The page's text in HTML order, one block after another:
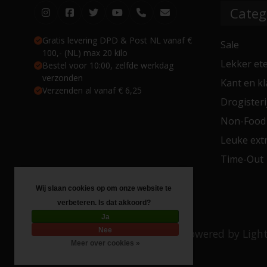
Gratis levering DPD & Post NL vanaf €
100,- (NL) max 20 kilo
Bestel voor 10:00, zelfde werkdag
verzonden
Verzenden al vanaf € 6,25
Sale
Lekker
Kant en
Non-Food
Leuke
Time-Out
© Copyright 2026 Toko 4 All- Powered by
Wij slaan cookies op om onze website te
verbeteren. Is dat akkoord?
Ja
Nee
Meer over cookies »